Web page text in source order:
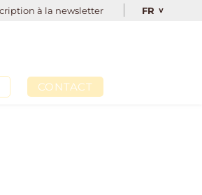
CONTACT
INSCRIPTION À LA NEWSLETTER
à la newsletter FR